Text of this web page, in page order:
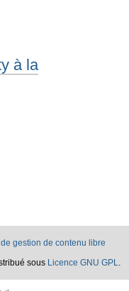
à la
gestion de contenu libre
sous Licence GNU GPL.